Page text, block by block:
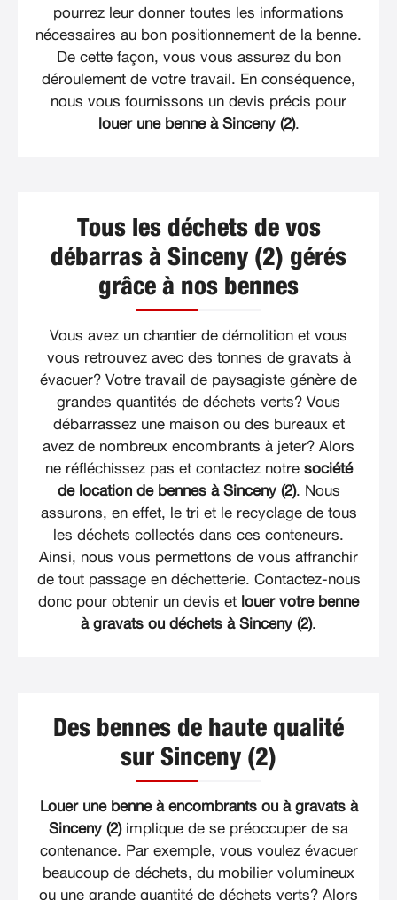
pourrez leur donner toutes les informations
nécessaires au bon positionnement de la benne.
De cette façon, vous vous assurez du bon
déroulement de votre travail. En conséquence,
nous vous fournissons un devis précis pour
louer une benne à Sinceny (2).
Tous les déchets de vos
débarras à Sinceny (2) gérés
grâce à nos bennes
Vous avez un chantier de démolition et vous
vous retrouvez avec des tonnes de gravats à
évacuer? Votre travail de paysagiste génère de
grandes quantités de déchets verts? Vous
débarrassez une maison ou des bureaux et
avez de nombreux encombrants à jeter? Alors
ne réfléchissez pas et contactez notre société
de location de bennes à Sinceny (2). Nous
assurons, en effet, le tri et le recyclage de tous
les déchets collectés dans ces conteneurs.
Ainsi, nous vous permettons de vous affranchir
de tout passage en déchetterie. Contactez-nous
donc pour obtenir un devis et louer votre benne
à gravats ou déchets à Sinceny (2).
Des bennes de haute qualité
sur Sinceny (2)
Louer une benne à encombrants ou à gravats à
Sinceny (2)implique de se préoccuper de sa
contenance. Par exemple, vous voulez évacuer
beaucoup de déchets, du mobilier volumineux
ou une grande quantité de déchets verts? Alors